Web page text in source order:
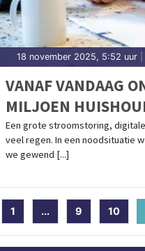
18 november 2025, 5:52 uur
VANAF VANDAAG
MILJOEN
EEN
Een grote stroomstoring,
veel regen. In een noodsituatie
we gewend [...]
1 ... 9 10